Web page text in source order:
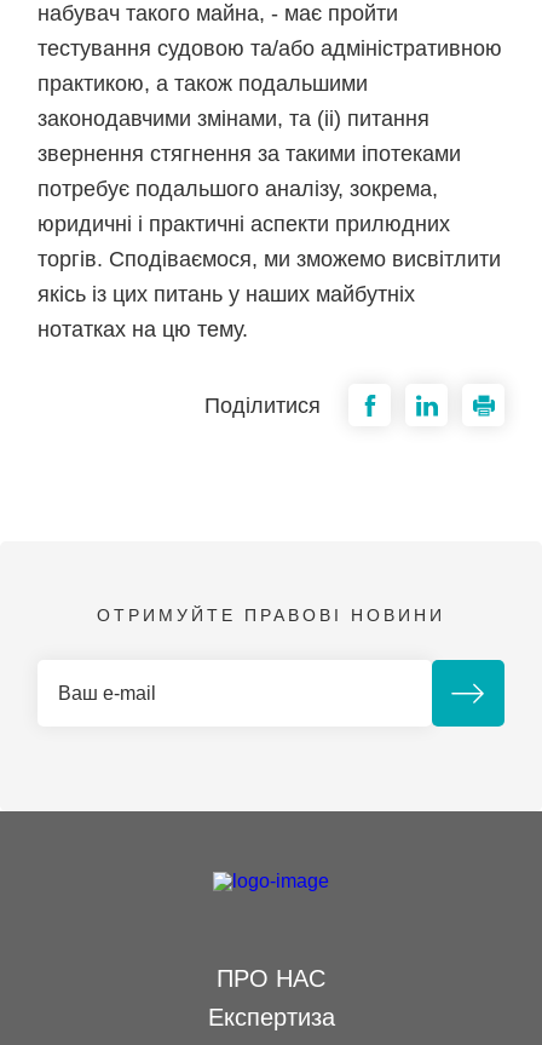
набувач такого майна, - має пройти
тестування судовою та/або адміністративною
практикою, а також подальшими
законодавчими змінами, та (іі) питання
звернення стягнення за такими іпотеками
потребує подальшого аналізу, зокрема,
юридичні і практичні аспекти прилюдних
торгів. Сподіваємося, ми зможемо висвітлити
якісь із цих питань у наших майбутніх
нотатках на цю тему.
Поділитися
ОТРИМУЙТЕ ПРАВОВІ НОВИНИ
ПРО НАС
Експертиза